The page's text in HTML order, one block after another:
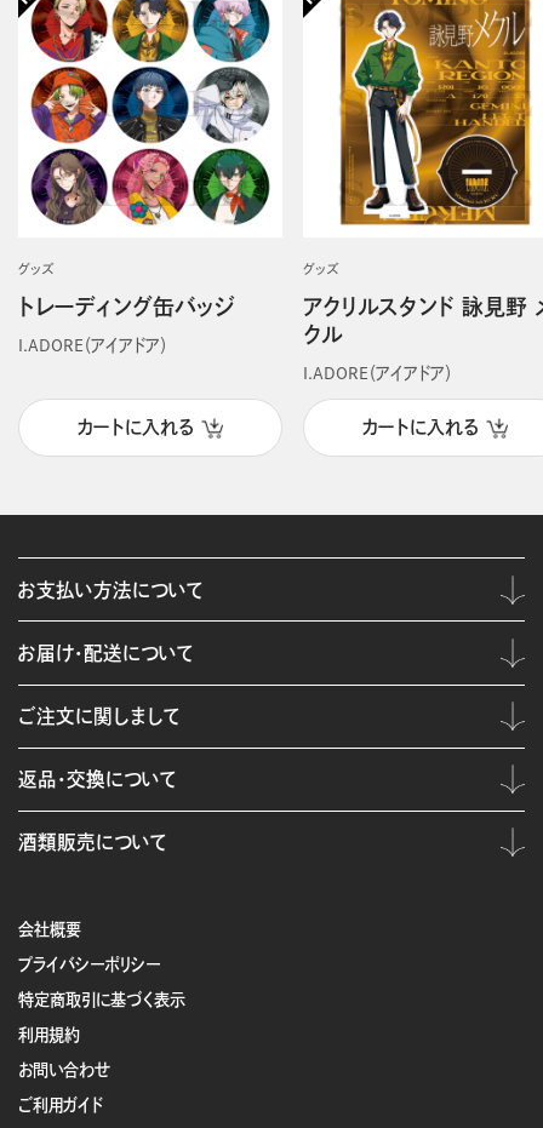
グッズ
トレーディング缶バッジ
I.ADORE（アイアドア）
カートに入れる
グッズ
アクリルスタンド 詠見野
クル
I.ADORE（アイアドア）
カートに入れる
会社概要
プライバシーポリシー
特定商取引に基づく表示
利用規約
お問い合わせ
ご利用ガイド
お支払い方法について
お届け・配送について
ご注文に関しまして
返品・交換について
酒類販売について